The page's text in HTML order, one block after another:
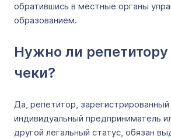
обратившись в местные органы
образованием.
Нужно ли
чеки?
Да, репетитор, зарегистрированный
индивидуальный предприниматель
другой легальный статус, обязан